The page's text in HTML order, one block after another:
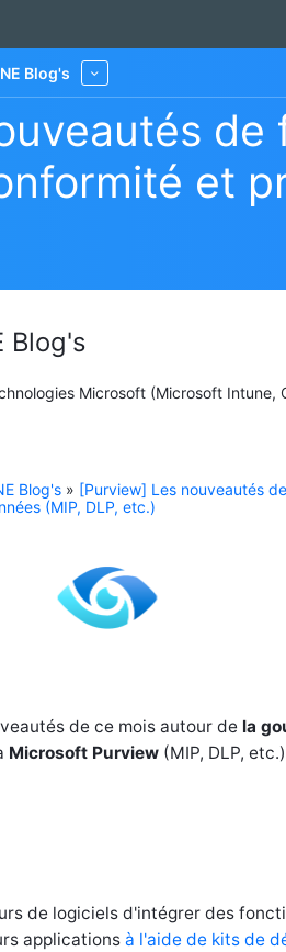
Blog's
et
Blog's
Microsoft (Microsoft
Blog's » [Purview] Les nouveautés
(MIP, DLP, etc.)
de ce mois autour de la
Microsoft Purview (MIP, DLP,
de logiciels d'intégrer des
applications à l'aide de kits de